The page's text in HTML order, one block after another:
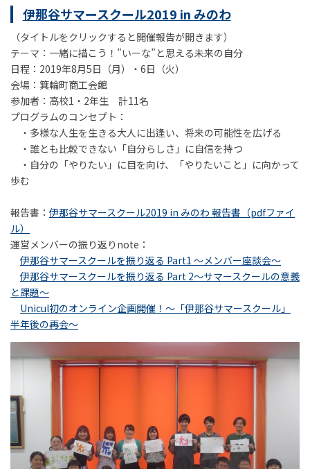
伊那谷サマースクール2019 in みのわ
（タイトルをクリックすると開催報告が開きます）
テーマ：一緒に描こう！”いーな”と思える未来の自分
日程：2019年8月5日（月）・6日（火）
会場：箕輪町商工会館
参加者：高校1・2年生 計11名
プログラムのコンセプト：
・多様な人生を生きる大人に出逢い、将来の可能性を広げる
・誰とも比較できない「自分らしさ」に自信を持つ
・自分の「やりたい」に目を向け、「やりたいこと」に向かって
歩む
報告書： 伊那谷サマースクール2019 in みのわ 報告書（pdfファイ
ル）
運営メンバーの振り返りnote：
伊那谷サマースクールを振り返る Part1 ～メンバー座談会～
伊那谷サマースクールを振り返る Part 2〜サマースクールの意義
と課題〜
Unicul初のオンライン企画開催！～「伊那谷サマースクール」
半年後の再会～